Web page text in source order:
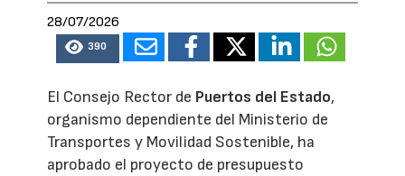
28/07/2026
390
El Consejo Rector de Puertos del Estado,
organismo dependiente del Ministerio de
Transportes y Movilidad Sostenible, ha
aprobado el proyecto de presupuesto